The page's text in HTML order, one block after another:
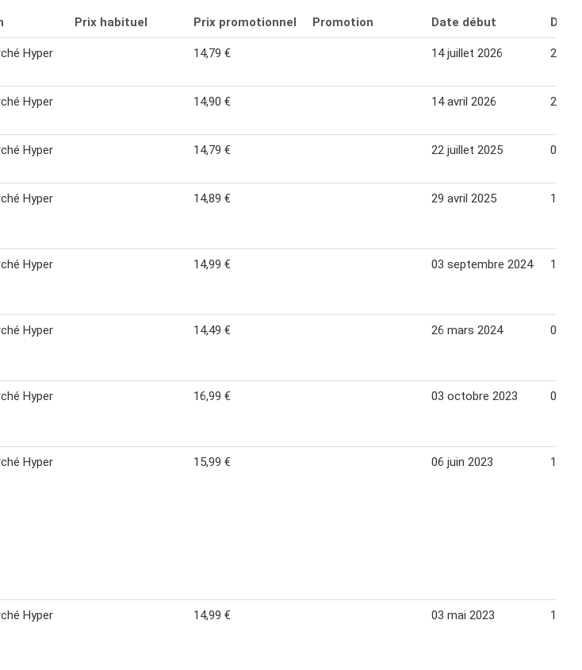
Prix habituel Prix promotionnel Promotion Date début Date
Hyper 14,79 € 14 juillet 2026 26
Hyper 14,90 € 14 avril 2026 26
Hyper 14,79 € 22 juillet 2025 03
Hyper 14,89 € 29 avril 2025 11
Hyper 14,99 € 03 septembre 2024 15
Hyper 14,49 € 26 mars 2024 01
Hyper 16,99 € 03 octobre 2023 08
Hyper 15,99 € 06 juin 2023 18
Hyper 14,99 € 03 mai 2023 14